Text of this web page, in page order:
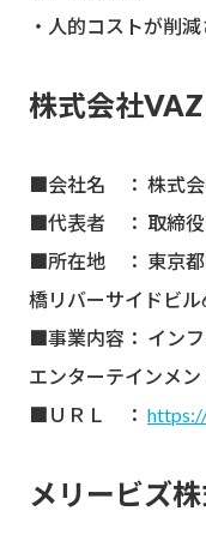
・人的コストが削
株式会社
■会社名 ： 株式会
■代表者 ： 取締
■所在地 ： 東京都
橋リバーサイドビル
■事業内容： イン
エンターテインメン
■ＵＲＬ ：
メリービズ